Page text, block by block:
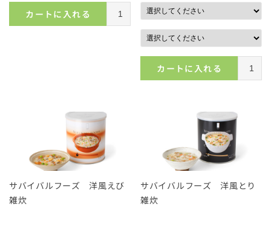
カートに入れる
カートに入れる
サバイバルフーズ 洋風えび
雑炊
サバイバルフーズ 洋風とり
雑炊